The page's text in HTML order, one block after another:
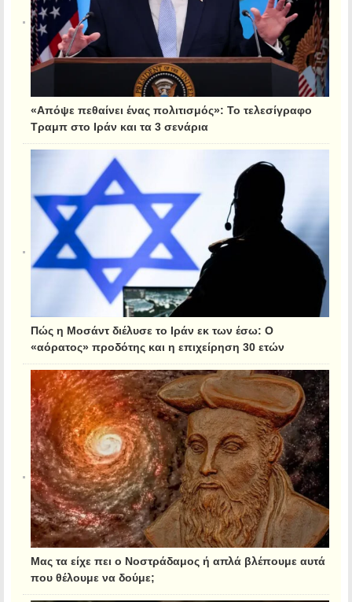
«Απόψε πεθαίνει ένας πολιτισμός»: Το τελεσίγραφο
Τραμπ στο Ιράν και τα 3 σενάρια
Πώς η Μοσάντ διέλυσε το Ιράν εκ των έσω: Ο
«αόρατος» προδότης και η επιχείρηση 30 ετών
Μας τα είχε πει ο Νοστράδαμος ή απλά βλέπουμε αυτά
που θέλουμε να δούμε;